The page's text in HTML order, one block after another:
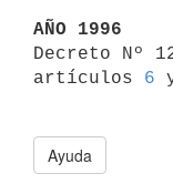
AÑO 1996
Decreto Nº
artículos 6
Ayuda